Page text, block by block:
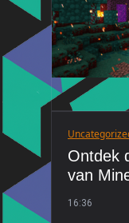
Ontdek
van
16:36